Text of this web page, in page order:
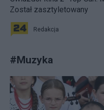
Został zasztyletowany
Redakcja
#Muzyka